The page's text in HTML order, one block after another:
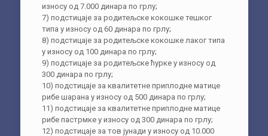
износу од 7.000 динара по грлу;
7) подстицаје за родитељске кокошке тешког
типа у износу од 60 динара по грлу;
8) подстицаје за родитељске кокошке лаког типа
у износу од 100 динара по грлу;
9) подстицаје за родитељске ћурке у износу од
300 динара по грлу;
10) подстицаје за квалитетне приплодне матице
рибе шарана у износу од 500 динара по грлу;
11) подстицаје за квалитетне приплодне матице
рибе пастрмке у износу од 300 динара по грлу;
12) подстицаје за тов јунади у износу од 10.000